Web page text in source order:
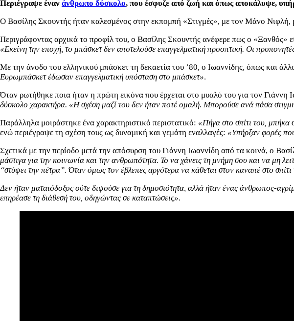
Περιέγραψε έναν άνθρωπο δύσκολο, που έσφυζε από ζωή και όπως αποκάλυψε,
Ο Βασίλης Σκουντής ήταν καλεσμένος στην εκπομπή «Στιγμές», με τον Μάνο Νιφλή,
Περιγράφοντας αρχικά το προφίλ του, ο Βασίλης Σκουντής ανέφερε πως ο «Ξανθός»
«Εκείνη την εποχή, το μπάσκετ δεν αποτελούσε επαγγελματική προοπτική. Οι
Με την άνοδο του ελληνικού μπάσκετ τη δεκαετία του ’80, ο Ιωαννίδης, όπως και
Ευρωμπάσκετ έδωσαν επαγγελματική υπόσταση στο μπάσκετ».
Όταν ρωτήθηκε ποια ήταν η πρώτη εικόνα που έρχεται στο μυαλό του για τον Γιάννη
δύσκολο χαρακτήρα. «Η σχέση μαζί του δεν ήταν ποτέ ομαλή. Μπορούσε ανά πάσα
Παράλληλα μοιράστηκε ένα χαρακτηριστικό περιστατικό: «Πήγα στο σπίτι του, μπήκα
ενώ περιέγραψε τη σχέση τους ως δυναμική και γεμάτη εναλλαγές: «Υπήρξαν φορές
Σχετικά με την περίοδο μετά την απόσυρση του Γιάννη Ιωαννίδη από τα κοινά, ο
μάστιγα για την κοινωνία και την ανθρωπότητα. Το να χάνεις τη μνήμη σου και να μη
“στύψει την πέτρα”. Όταν όμως τον έβλεπες αργότερα να κάθεται στον καναπέ στο
Δεν ήταν ματαιόδοξος ούτε διψούσε για τη δημοσιότητα, αλλά ήταν ένας άνθρωπος-
επηρέασε τη διάθεσή του, οδηγώντας σε καταπτώσεις».